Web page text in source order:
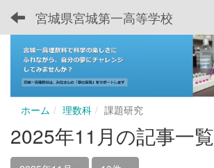
宮城県宮城第一高等学校
ホーム 理数科 課題研究
2025年11月の記事一覧